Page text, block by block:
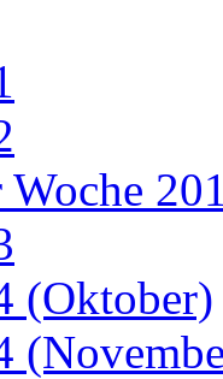
(Oktober)